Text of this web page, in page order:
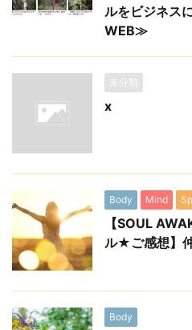
ルをビジネス
WEB≫
未分類
x
Body Mind
【SOUL
ル★ご感想】
Body